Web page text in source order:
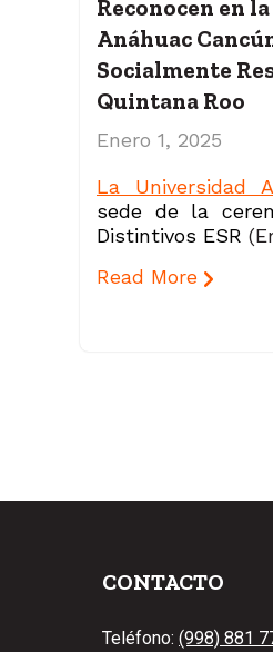
Reconocen en
Anáhuac
Socialmente
Quintana Roo
Enero 1, 2025
La Universidad
sede de la
Distintivos ESR
Read More
CONTACTO
Teléfono: (998) 881